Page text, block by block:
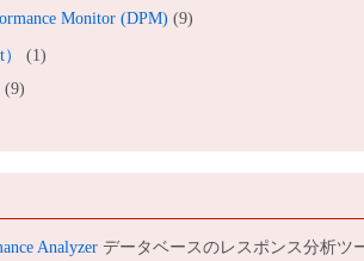
Monitor (DPM) (9)
(1)
(9)
Analyzer データベースのレスポンス分析ツ